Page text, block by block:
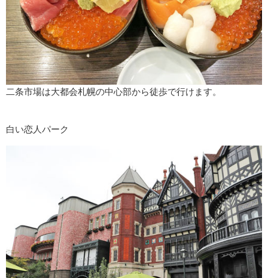
二条市場は大都会札幌の中心部から徒歩で行けます。
白い恋人パーク